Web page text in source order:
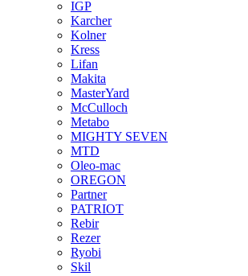
IGP
Karcher
Kolner
Kress
Lifan
Makita
MasterYard
McCulloch
Metabo
MIGHTY SEVEN
MTD
Oleo-mac
OREGON
Partner
PATRIOT
Rebir
Rezer
Ryobi
Skil